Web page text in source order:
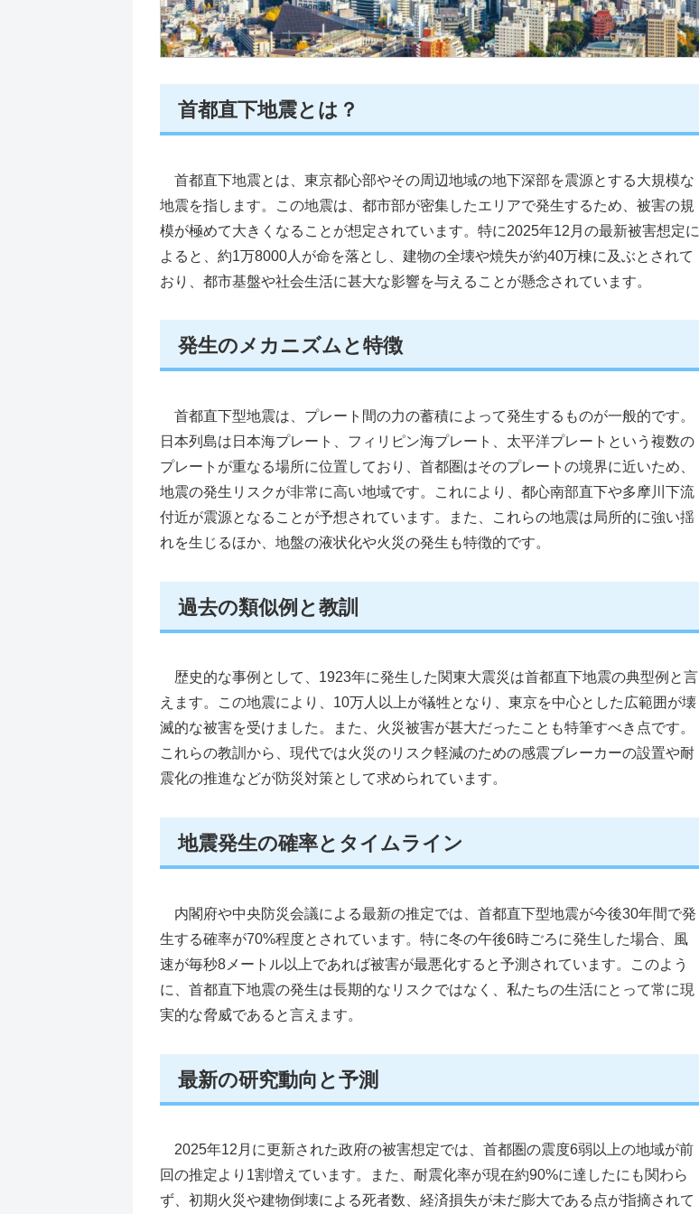
首都直下地震とは？
首都直下地震とは、東京都心部やその周辺地域の地下深部を震源とする大規模な
地震を指します。この地震は、都市部が密集したエリアで発生するため、被害の規
模が極めて大きくなることが想定されています。特に2025年12月の最新被害想定に
よると、約1万8000人が命を落とし、建物の全壊や焼失が約40万棟に及ぶとされて
おり、都市基盤や社会生活に甚大な影響を与えることが懸念されています。
発生のメカニズムと特徴
首都直下型地震は、プレート間の力の蓄積によって発生するものが一般的です。
日本列島は日本海プレート、フィリピン海プレート、太平洋プレートという複数の
プレートが重なる場所に位置しており、首都圏はそのプレートの境界に近いため、
地震の発生リスクが非常に高い地域です。これにより、都心南部直下や多摩川下流
付近が震源となることが予想されています。また、これらの地震は局所的に強い揺
れを生じるほか、地盤の液状化や火災の発生も特徴的です。
過去の類似例と教訓
歴史的な事例として、1923年に発生した関東大震災は首都直下地震の典型例と言
えます。この地震により、10万人以上が犠牲となり、東京を中心とした広範囲が壊
滅的な被害を受けました。また、火災被害が甚大だったことも特筆すべき点です。
これらの教訓から、現代では火災のリスク軽減のための感震ブレーカーの設置や耐
震化の推進などが防災対策として求められています。
地震発生の確率とタイムライン
内閣府や中央防災会議による最新の推定では、首都直下型地震が今後30年間で発
生する確率が70%程度とされています。特に冬の午後6時ごろに発生した場合、風
速が毎秒8メートル以上であれば被害が最悪化すると予測されています。このよう
に、首都直下地震の発生は長期的なリスクではなく、私たちの生活にとって常に現
実的な脅威であると言えます。
最新の研究動向と予測
2025年12月に更新された政府の被害想定では、首都圏の震度6弱以上の地域が前
回の推定より1割増えています。また、耐震化率が現在約90%に達したにも関わら
ず、初期火災や建物倒壊による死者数、経済損失が未だ膨大である点が指摘されて